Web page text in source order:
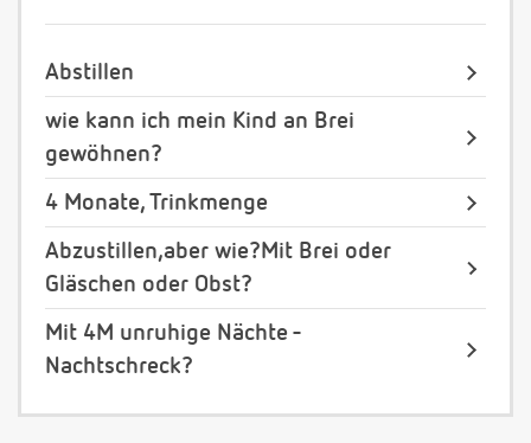
Abstillen
wie kann ich mein Kind an Brei
gewöhnen?
4 Monate, Trinkmenge
Abzustillen,aber wie?Mit Brei oder
Gläschen oder Obst?
Mit 4M unruhige Nächte -
Nachtschreck?